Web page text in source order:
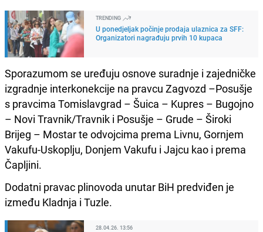
TRENDING
U ponedjeljak počinje prodaja ulaznica za SFF:
Organizatori nagrađuju prvih 10 kupaca
Sporazumom se uređuju osnove suradnje i zajedničke
izgradnje interkonekcije na pravcu Zagvozd –Posušje
s pravcima Tomislavgrad – Šuica – Kupres – Bugojno
– Novi Travnik/Travnik i Posušje – Grude – Široki
Brijeg – Mostar te odvojcima prema Livnu, Gornjem
Vakufu-Uskoplju, Donjem Vakufu i Jajcu kao i prema
Čapljini.
Dodatni pravac plinovoda unutar BiH predviđen je
između Kladnja i Tuzle.
28.04.26. 13:56